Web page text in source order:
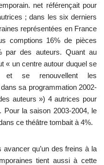
net référençait pour
; dans les six derniers
représentées en France
comptions 16% de pièces
par des auteurs. Quant au
« un centre autour duquel se
et se renouvellent les
dans sa programmation 2002-
auteurs ») 4 autrices pour
la saison 2003-2004, le
ce théâtre tombait à 4%.
qu’un des freins à la
tient aussi à cette